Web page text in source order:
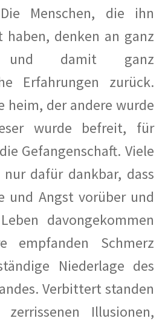
Berlin e.V.
Menschen, die ihn
haben, denken an ganz
und damit ganz
Erfahrungen zurück.
heim, der andere wurde
wurde befreit, für
Gefangenschaft. Viele
dafür dankbar, dass
und Angst vorüber und
davongekommen
empfanden Schmerz
Niederlage des
Verbittert standen
Illusionen,